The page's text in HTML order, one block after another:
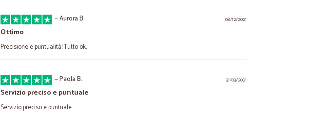
08/12/2021
—Aurora B.
Ottimo
Precisione e puntualità! Tutto ok.
31/03/2021
—Paola B.
Servizio preciso e puntuale
Servizio preciso e puntuale